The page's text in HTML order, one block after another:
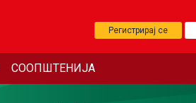
Регистрирај се
СООПШТЕНИЈА